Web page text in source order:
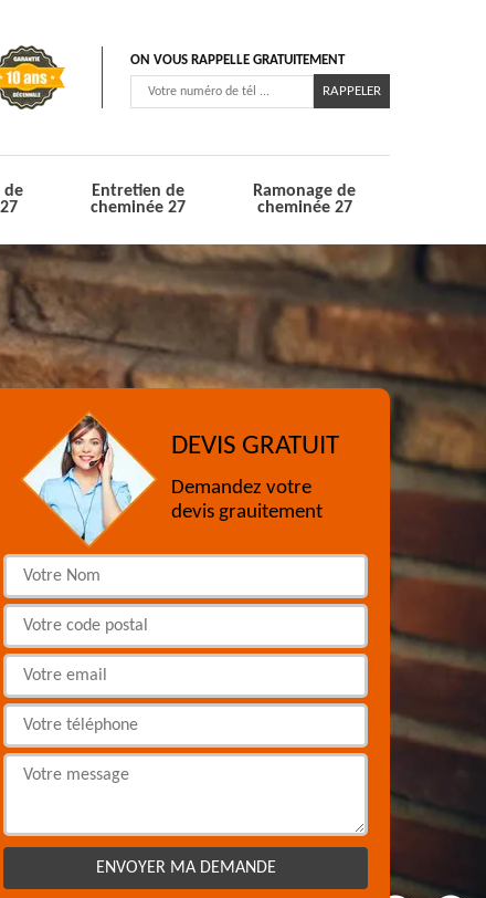
ON VOUS RAPPELLE GRATUITEMENT
de
Entretien de
cheminée 27
Ramonage de
cheminée 27
DEVIS GRATUIT
Demandez votre
devis grauitement